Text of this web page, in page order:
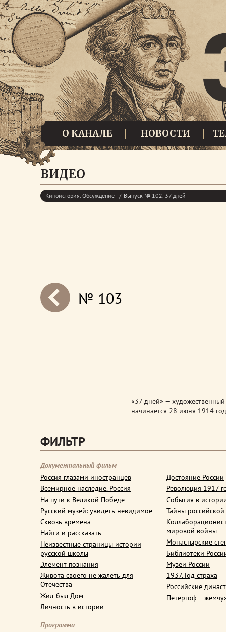
О КАНАЛЕ НОВОСТИ
ВИДЕО
Киноистория. Обсуждение Выпуск № 102. 37 дней
next№ 103
«37 дней» —
начинается 28 июня 1914
ФИЛЬТР
Документальный фильм
Россия глазами иностранцев
Всемирное наследие. Россия
На пути к Великой Победе
Русский музей: увидеть невидимое
Сквозь времена
Найти и рассказать
Неизвестные страницы истории
русской школы
Элемент познания
Живота своего не жалеть для
Отечества
Жил-был Дом
Личность в истории
Достояние России
Революция 1917
События в
Тайны
мировой войны
Монастырские
Библиотеки
Музеи России
1937. Год страха
Российские
Петергоф –
Программа